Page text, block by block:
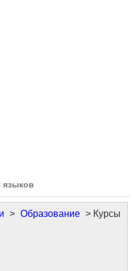
языков
> Образование > Курсы